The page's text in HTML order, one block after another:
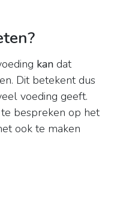
kan dat
Dit betekent dus
voeding geeft.
bespreken op het
ook te maken